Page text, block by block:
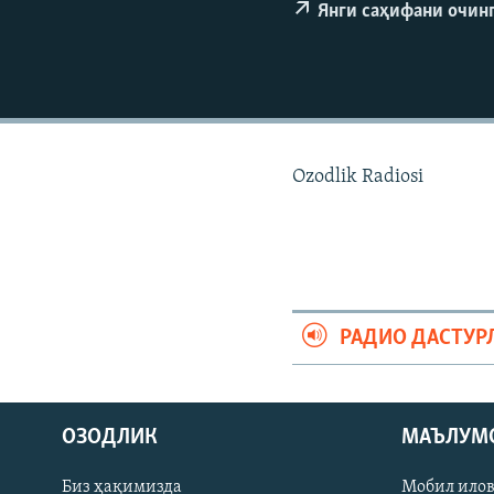
Янги саҳифани
Ozodlik Radiosi
РАДИО
ОЗОДЛИК
Биз ҳақимизда Мобил